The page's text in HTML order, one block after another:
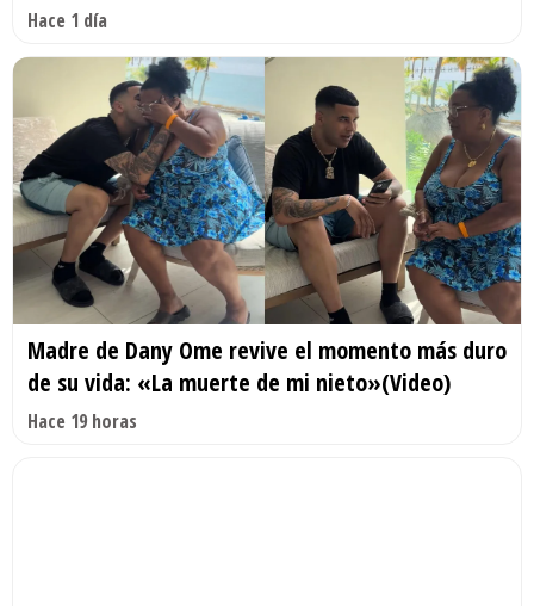
Hace 1 día
Madre de Dany Ome revive el momento más duro
de su vida: «La muerte de mi nieto»(Video)
Hace 19 horas